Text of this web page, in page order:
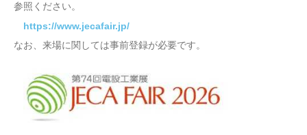
参照ください。
https://www.jecafair.jp/
なお、来場に関しては事前登録が必要です。